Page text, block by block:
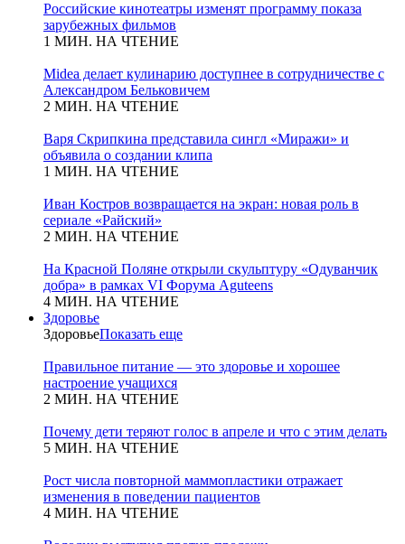
Российские кинотеатры изменят программу показа
зарубежных фильмов
1 МИН. НА ЧТЕНИЕ
Midea делает кулинарию доступнее в сотрудничестве с
Александром Бельковичем
2 МИН. НА ЧТЕНИЕ
Варя Скрипкина представила сингл «Миражи» и
объявила о создании клипа
1 МИН. НА ЧТЕНИЕ
Иван Костров возвращается на экран: новая роль в
сериале «Райский»
2 МИН. НА ЧТЕНИЕ
На Красной Поляне открыли скульптуру «Одуванчик
добра» в рамках VI Форума Aguteens
4 МИН. НА ЧТЕНИЕ
Здоровье
ЗдоровьеПоказать еще
Правильное питание — это здоровье и хорошее
настроение учащихся
2 МИН. НА ЧТЕНИЕ
Почему дети теряют голос в апреле и что с этим делать
5 МИН. НА ЧТЕНИЕ
Рост числа повторной маммопластики отражает
изменения в поведении пациентов
4 МИН. НА ЧТЕНИЕ